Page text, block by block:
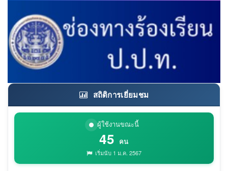
สถิติการเยี่ยมชม
ผู้ใช้งานขณะนี้
45 คน
เริ่มนับ 1 ม.ค. 2567